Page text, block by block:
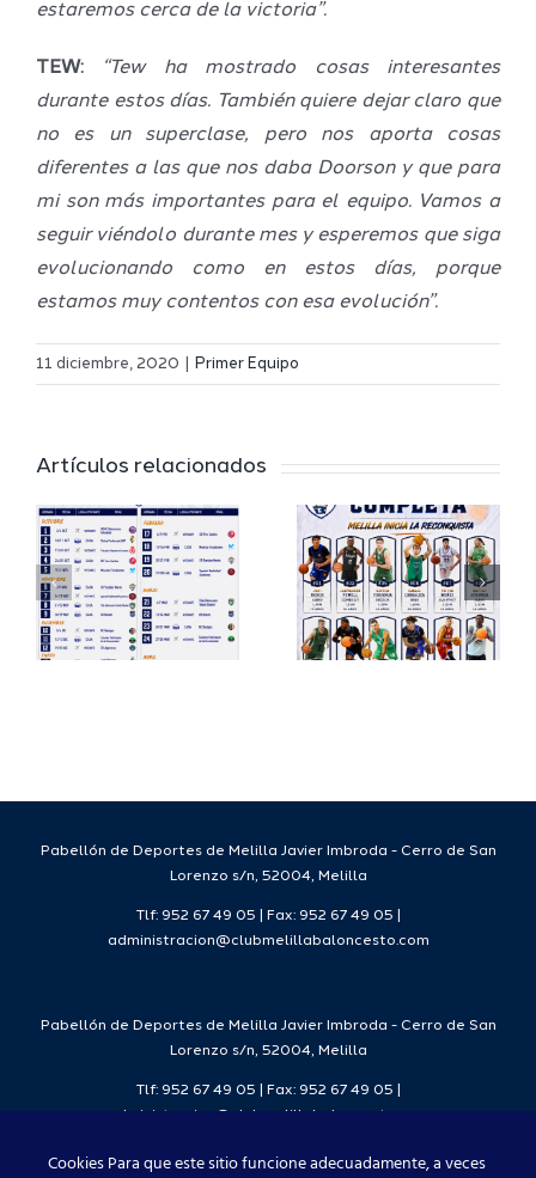
estaremos cerca de la victoria”.
TEW: “Tew ha mostrado cosas interesantes
durante estos días. También quiere dejar claro que
no es un superclase, pero nos aporta cosas
diferentes a las que nos daba Doorson y que para
mi son más importantes para el equipo. Vamos a
seguir viéndolo durante mes y esperemos que siga
evolucionando como en estos días, porque
estamos muy contentos con esa evolución”.
11 diciembre, 2020 Primer Equipo
Artículos relacionados
El Melilla
del
Deporte
completa
su
proyecto
Definidos
FEB y la
Copa
España
FEB para
2026/27
Pabellón de Deportes de Melilla Javier Imbroda - Cerro de San
Lorenzo s/n, 52004, Melilla
Tlf: 952 67 49 05 | Fax: 952 67 49 05 |
administracion@clubmelillabaloncesto.com
Pabellón de Deportes de Melilla Javier Imbroda - Cerro de San
Lorenzo s/n, 52004, Melilla
Tlf: 952 67 49 05 | Fax: 952 67 49 05 |
administracion@clubmelillabaloncesto.com
Cookies Para que este sitio funcione adecuadamente, a veces